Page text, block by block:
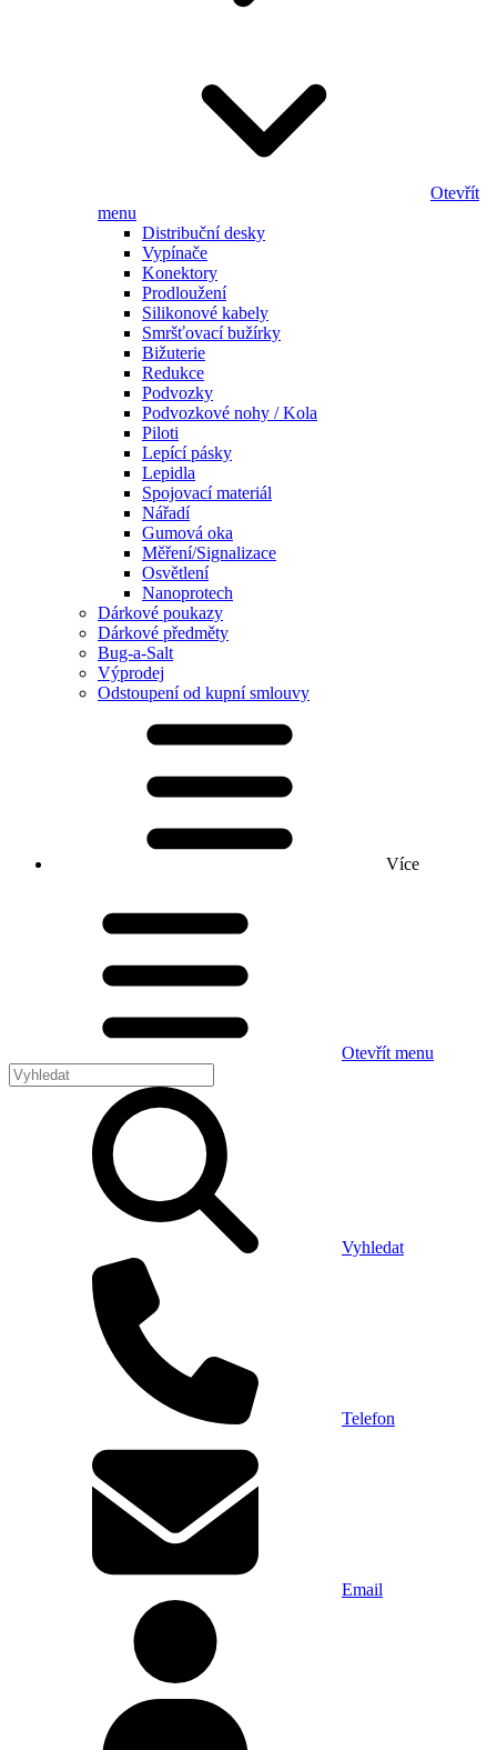
Otevřít
menu
Distribuční desky
Vypínače
Konektory
Prodloužení
Silikonové kabely
Smršťovací bužírky
Bižuterie
Redukce
Podvozky
Podvozkové nohy / Kola
Piloti
Lepící pásky
Lepidla
Spojovací materiál
Nářadí
Gumová oka
Měření/Signalizace
Osvětlení
Nanoprotech
Dárkové poukazy
Dárkové předměty
Bug-a-Salt
Výprodej
Odstoupení od kupní smlouvy
Více
Otevřít menu
Vyhledat
Telefon
Email